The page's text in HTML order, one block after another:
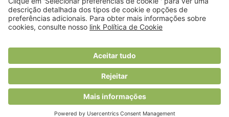
© 2018 Viver Saudável
O portal dos profissionais de nutrição
Created byRHP Consulting